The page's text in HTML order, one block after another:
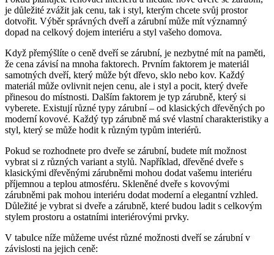
je důležité zvážit jak cenu, tak i styl, kterým chcete svůj prostor
dotvořit. Výběr správných dveří a zárubní může mít významný
dopad na celkový dojem interiéru a styl vašeho domova.
Když přemýšlíte o ceně dveří se zárubní, je nezbytné mít na paměti,
že cena závisí na mnoha faktorech. Prvním faktorem je materiál
samotných dveří, který může být dřevo, sklo nebo kov. Každý
materiál může ovlivnit nejen cenu, ale i styl a pocit, který dveře
přinesou do místnosti. Dalším faktorem je typ zárubně, který si
vyberete. Existují různé typy zárubní – od klasických dřevěných po
moderní kovové. Každý typ zárubně má své vlastní charakteristiky a
styl, který se může hodit k různým typům interiérů.
Pokud se rozhodnete pro dveře se zárubní, budete mít možnost
vybrat si z různých variant a stylů. Například, dřevěné dveře s
klasickými dřevěnými zárubněmi mohou dodat vašemu interiéru
příjemnou a teplou atmosféru. Skleněné dveře s kovovými
zárubněmi pak mohou interiéru dodat moderní a elegantní vzhled.
Důležité je vybrat si dveře a zárubně, které budou ladit s celkovým
stylem prostoru a ostatními interiérovými prvky.
V tabulce níže můžeme uvést různé možnosti dveří se zárubní v
závislosti na jejich ceně: